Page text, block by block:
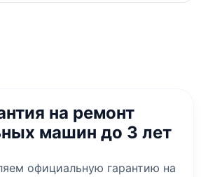
на ремонт
машин до 3 лет
официальную гарантию на